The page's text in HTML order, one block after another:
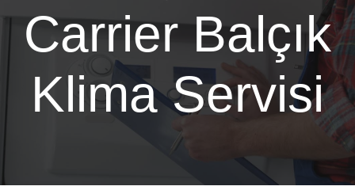
Carrier Balçık
Klima Servisi